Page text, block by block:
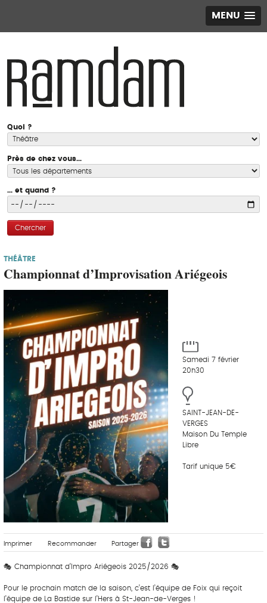
MENU
Quoi ?
Près de chez vous...
... et quand ?
Chercher
THÉÂTRE
Championnat d’Improvisation Ariégeois
Samedi 7 février
20h30
SAINT-JEAN-DE-
VERGES
Maison Du Temple
Libre
Tarif unique 5€
Imprimer Recommander Partager
🎭 Championnat d’Impro Ariégeois 2025/2026 🎭
Pour le prochain match de la saison, c’est l’équipe de Foix qui reçoit
l’équipe de La Bastide sur l’Hers à St-Jean-de-Verges !